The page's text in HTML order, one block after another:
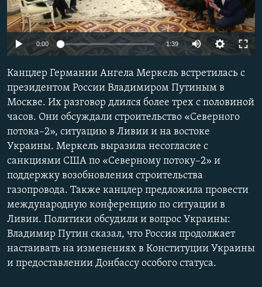
ПОБЕДИТЕЛЕЙ НЕ СУДЯТ?
КРЫМ.НЕПОКОРЕННЫЙ
ELIFBE
УКРАИНСКАЯ ПРОБЛЕМА КРЫМА
ПРИСОЕДИНЯЙТЕСЬ!
Все сайты RFE/RL
Auto 270p
0:00 1:39
404p
1080p
Канцлер Германии Ангела Меркель встретилась с
президентом России Владимиром Путиным в
Москве. Их разговор длился более трех с половиной
часов. Они обсуждали строительство «Северного
потока–2», ситуацию в Ливии и на востоке
Украины. Меркель выразила несогласие с
санкциями США по «Северному потоку–2» и
поддержку возобновления строительства
газопровода. Также канцлер предложила провести
международную конференцию по ситуации в
Ливии. Политики обсудили и вопрос Украины:
Владимир Путин сказал, что Россия продолжает
настаивать на изменениях в Конституции Украины
и предоставлении Донбассу особого статуса.